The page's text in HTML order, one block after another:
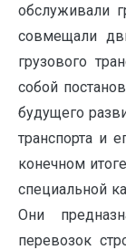
обслуживали
совмещали
грузового
собой
будущего
транспорта и
конечном
специальной
Они
перевозок